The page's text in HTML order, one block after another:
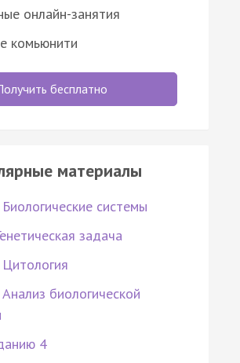
онлайн-занятия
комьюнити
бесплатно
материалы
системы
задача
биологической
4